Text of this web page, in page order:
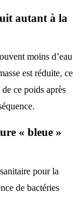
autant à la
moins d’eau
est réduite, ce
ce poids après
« bleue »
pour la
de bactéries